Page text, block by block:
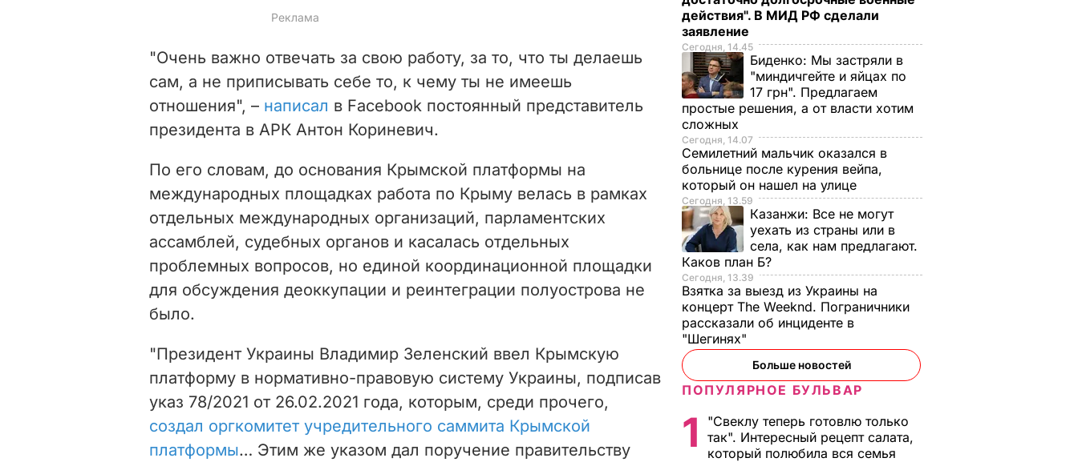
"Очень важно отвечать за свою работу, за то, что ты делаешь
сам, а не приписывать себе то, к чему ты не имеешь
отношения", – написал в Facebook постоянный представитель
президента в АРК Антон Кориневич.
По его словам, до основания Крымской платформы на
международных площадках работа по Крыму велась в рамках
отдельных международных организаций, парламентских
ассамблей, судебных органов и касалась отдельных
проблемных вопросов, но единой координационной площадки
для обсуждения деоккупации и реинтеграции полуострова не
было.
"Президент Украины Владимир Зеленский ввел Крымскую
платформу в нормативно-правовую систему Украины, подписав
указ 78/2021 от 26.02.2021 года, которым, среди прочего,
создал оргкомитет учредительного саммита Крымской
платформы… Этим же указом дал поручение правительству
действия". В МИД РФ сделали
заявление
Сегодня, 14.45
Биденко: Мы застряли в
"миндичгейте и яйцах по
17 грн". Предлагаем
простые решения, а от власти хотим
сложных
Сегодня, 14.07
Семилетний мальчик оказался в
больнице после курения вейпа,
который он нашел на улице
Сегодня, 13.59
Казанжи: Все не могут
уехать из страны или в
села, как нам предлагают.
Каков план Б?
Сегодня, 13.39
Взятка за выезд из Украины на
концерт The Weeknd. Пограничники
рассказали об инциденте в
"Шегинях"
Больше новостей
ПОПУЛЯРНОЕ БУЛЬВАР
1
"Свеклу теперь готовлю только
так". Интересный рецепт салата,
который полюбила вся семья